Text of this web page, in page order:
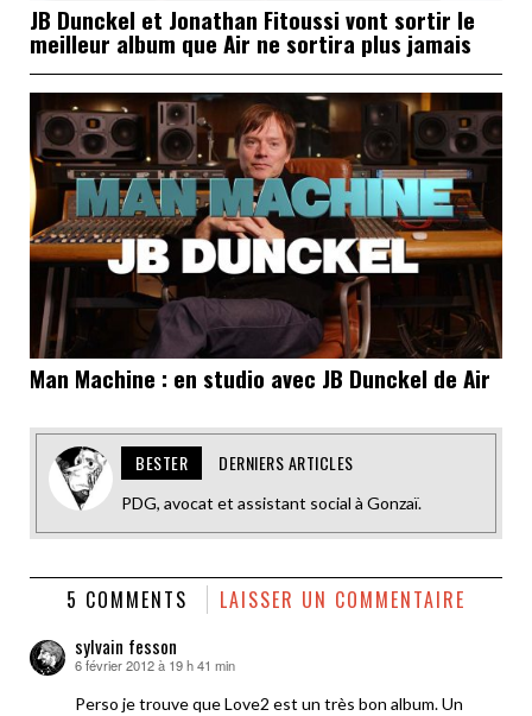
JB Dunckel et Jonathan Fitoussi vont sortir le
meilleur album que Air ne sortira plus jamais
Man Machine : en studio avec JB Dunckel de Air
BESTER DERNIERS ARTICLES
PDG, avocat et assistant social à Gonzaï.
5 COMMENTS LAISSER UN COMMENTAIRE
sylvain fesson
dit :
6 février 2012 à 19 h 41 min
Perso je trouve que Love2 est un très bon album. Un